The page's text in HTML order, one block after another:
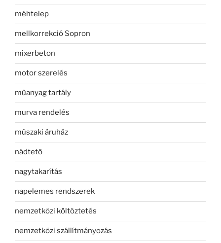
méhtelep
mellkorrekció Sopron
mixerbeton
motor szerelés
műanyag tartály
murva rendelés
műszaki áruház
nádtető
nagytakarítás
napelemes rendszerek
nemzetközi költöztetés
nemzetközi szállítmányozás